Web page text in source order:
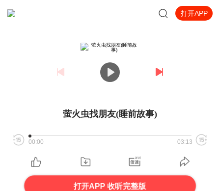
打开APP
萤火虫找朋友(睡前故事)
00:00 03:13
打开APP 收听完整版